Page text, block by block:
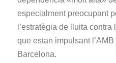
especialment preocupant
l’estratègia de lluita
que estan impulsant l’AMB
Barcelona.